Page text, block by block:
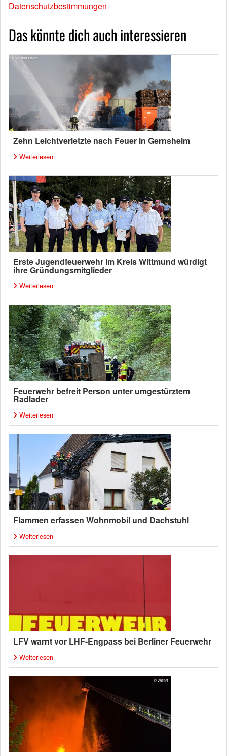
Datenschutzbestimmungen
Das könnte dich auch interessieren
Zehn Leichtverletzte nach Feuer in Gernsheim
Weiterlesen
Erste Jugendfeuerwehr im Kreis Wittmund würdigt
ihre Gründungsmitglieder
Weiterlesen
Feuerwehr befreit Person unter umgestürztem
Radlader
Weiterlesen
Flammen erfassen Wohnmobil und Dachstuhl
Weiterlesen
LFV warnt vor LHF-Engpass bei Berliner Feuerwehr
Weiterlesen